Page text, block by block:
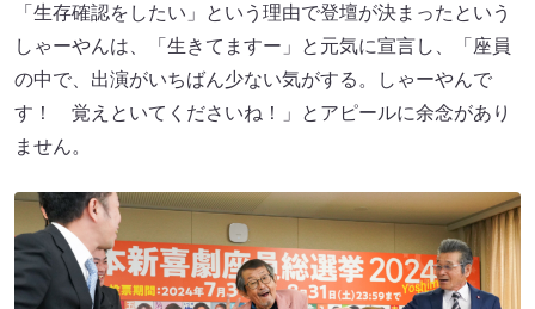
「生存確認をしたい」という理由で登壇が決まったという
しゃーやんは、「生きてますー」と元気に宣言し、「座員
の中で、出演がいちばん少ない気がする。しゃーやんで
す！ 覚えといてくださいね！」とアピールに余念があり
ません。